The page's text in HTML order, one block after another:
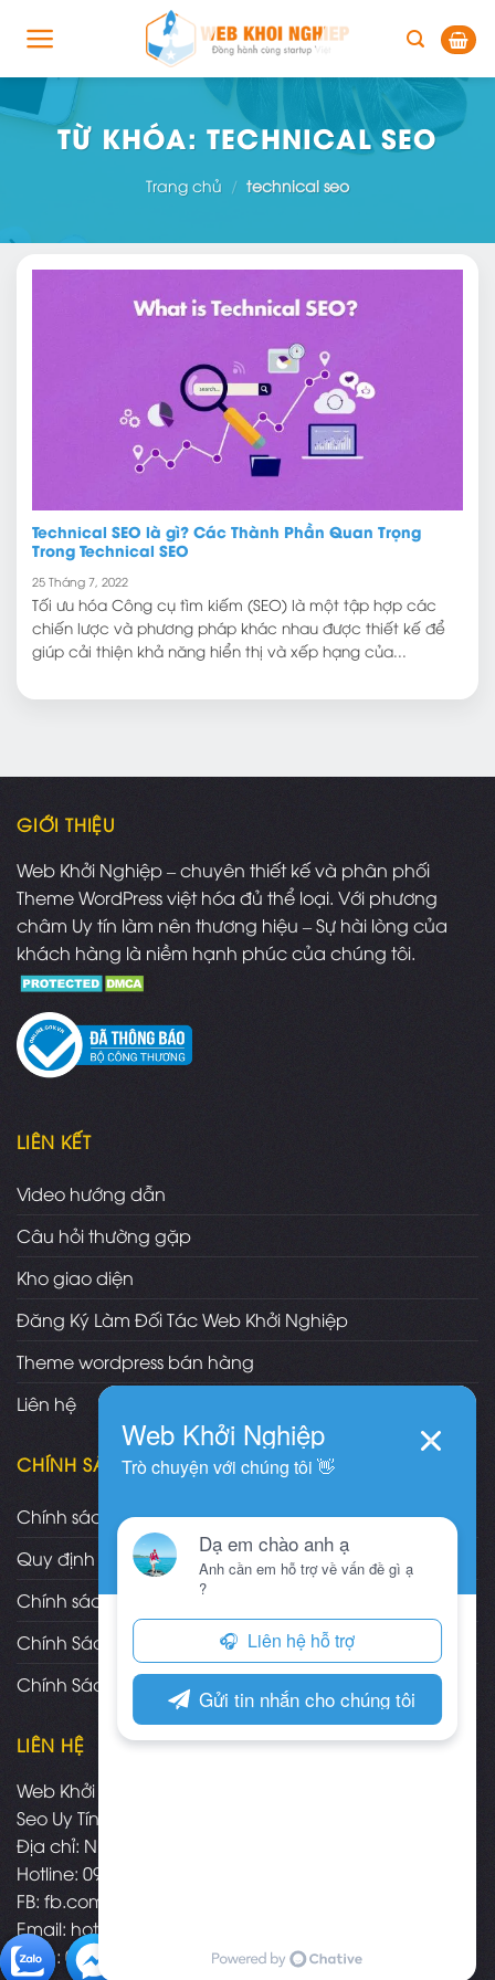
TỪ KHÓA:TECHNICAL SEO
Trang chủ / technical seo
Technical SEO là gì? Các Thành Phần Quan Trọng
Trong Technical SEO
25 Tháng 7, 2022
Tối ưu hóa Công cụ tìm kiếm (SEO) là một tập hợp các
chiến lược và phương pháp khác nhau được thiết kế để
giúp cải thiện khả năng hiển thị và xếp hạng của...
GIỚI THIỆU
Web Khởi Nghiệp – chuyên thiết kế và phân phối
Theme WordPress việt hóa đủ thể loại. Với phương
châm Uy tín làm nên thương hiệu – Sự hài lòng của
khách hàng là niềm hạnh phúc của chúng tôi.
LIÊN KẾT
Video hướng dẫn
Câu hỏi thường gặp
Kho giao diện
Đăng Ký Làm Đối Tác Web Khởi Nghiệp
Theme wordpress bán hàng
Liên hệ
CHÍNH SÁCH
Chính sách và quy định chung
Quy định và hình thức thanh toán
Chính sách vận chuyển/giao nhận/cài đặt
Chính Sách Bảo Hành, Bảo Trì Theme
Chính Sách Đổi Trả, Hoàn Tiền Sản Phẩm
LIÊN HỆ
Web Khởi Nghiệp - Mua bán theme wordpress chuẩn
Seo Uy Tín
Địa chỉ: Nha Trang - Khánh Hòa
Hotline: 09.3574.3575
FB: fb.com/webkhoinghiepnhatrang
Email: hotro@webkhoinghiep.net
Zalo : 09.3574.3575